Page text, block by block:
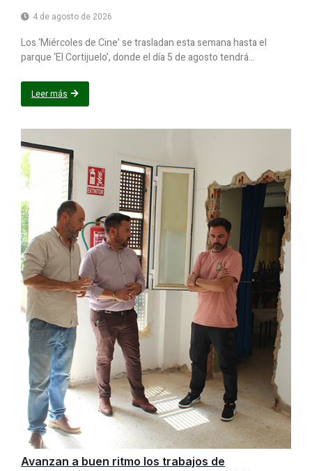
4 de agosto de 2026
Los ‘Miércoles de Cine’ se trasladan esta semana hasta el
parque ‘El Cortijuelo’, donde el día 5 de agosto tendrá...
Leer más
Avanzan a buen ritmo los trabajos de